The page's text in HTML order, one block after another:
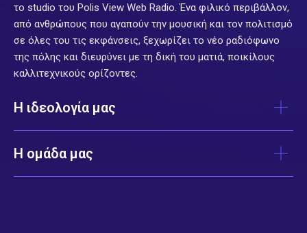
το studio του Polis View Web Radio. Ένα φιλικό περιβάλλον,
από ανθρώπους που αγαπούν την μουσική και τον πολιτισμό
σε όλες του τις εκφάνσεις, ξεχωρίζει το νέο ραδιόφωνο
της πόλης και διευρύνει με τη δική του ματιά, ποικίλους
καλλιτεχνικούς ορίζοντες.
Η ιδεολογία μας
Η ομάδα μας